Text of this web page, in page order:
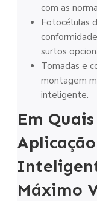
com as
Fotocélulas
surtos
Tomadas e
montagem
inteligente.
Em
Máximo